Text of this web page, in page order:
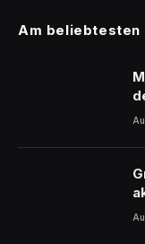
Am beliebtesten